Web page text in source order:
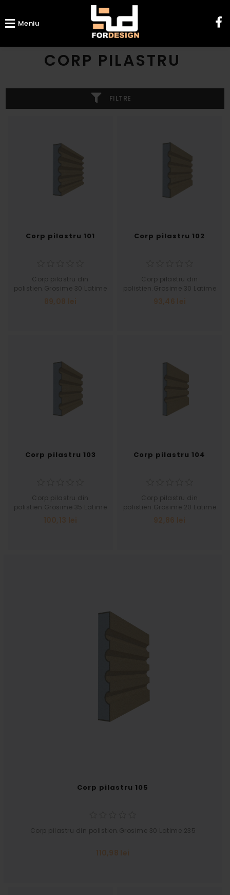
Meniu
CORP PILASTRU
FILTRE
Corp pilastru 101
Corp pilastru din
polistien.Grosime 30 Latime
160
89,08 lei
Corp pilastru 102
Corp pilastru din
polistien.Grosime 30 Latime
175
93,46 lei
Corp pilastru 103
Corp pilastru din
polistien.Grosime 35 Latime
185
100,13 lei
Corp pilastru 104
Corp pilastru din
polistien.Grosime 20 Latime
200
92,86 lei
Corp pilastru 105
Corp pilastru din polistien.Grosime 30 Latime 235
110,98 lei